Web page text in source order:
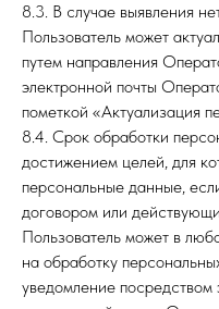
8.3. В случае выявления
Пользователь может
путем направления
электронной почты
пометкой «Актуализация
8.4. Срок обработки
достижением целей, для
персональные данные,
договором или
Пользователь может в
на обработку
уведомление посредством